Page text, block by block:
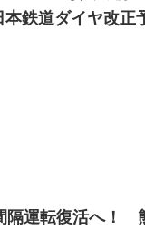
鉄道ダイヤ改正
隔運転復活へ！